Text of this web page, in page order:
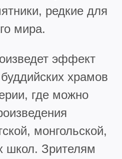
редкие для
мира.
эффект
храмов
где можно
монгольской,
школ. Зрителям